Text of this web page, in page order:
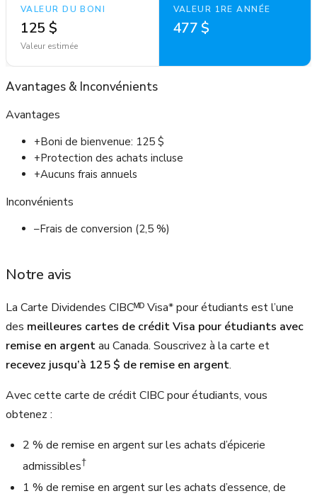
VALEUR DU BONI
125 $
Valeur estimée
VALEUR 1RE ANNÉE
477 $
Avantages & Inconvénients
Avantages
+Boni de bienvenue: 125 $
+Protection des achats incluse
+Aucuns frais annuels
Inconvénients
–Frais de conversion (2,5 %)
Notre avis
La Carte Dividendes CIBCᴹᴰ Visa* pour étudiants est l’une
des meilleures cartes de crédit Visa pour étudiants avec
remise en argentau Canada. Souscrivez à la carte et
recevez jusqu’à 125 $ de remise en argent.
Avec cette carte de crédit CIBC pour étudiants, vous
obtenez :
2 % de remise en argent sur les achats d’épicerie
admissibles†
1 % de remise en argent sur les achats d’essence, de